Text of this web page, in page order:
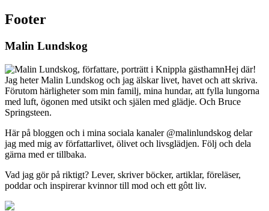
Footer
Malin Lundskog
Hej där!
Jag heter Malin Lundskog och jag älskar livet, havet och att skriva.
Förutom härligheter som min familj, mina hundar, att fylla lungorna
med luft, ögonen med utsikt och själen med glädje. Och Bruce
Springsteen.
Här på bloggen och i mina sociala kanaler @malinlundskog delar
jag med mig av författarlivet, ölivet och livsglädjen. Följ och dela
gärna med er tillbaka.
Vad jag gör på riktigt? Lever, skriver böcker, artiklar, föreläser,
poddar och inspirerar kvinnor till mod och ett gôtt liv.